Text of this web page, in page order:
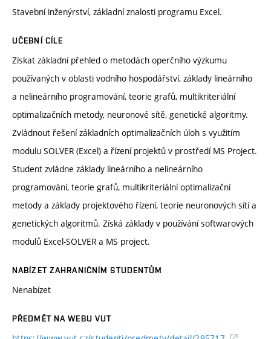
Stavební inženýrství, základní znalosti programu Excel.
UČEBNÍ CÍLE
Získat základní přehled o metodách operčního výzkumu
používaných v oblasti vodního hospodářství, základy lineárního
a nelineárního programování, teorie grafů, multikriteriální
optimalizačních metody, neuronové sítě, genetické algoritmy.
Zvládnout řešení základních optimalizačních úloh s využitím
modulu SOLVER (Excel) a řízení projektů v prostředí MS Project.
Student zvládne základy lineárního a nelineárního
programování, teorie grafů, multikriteriální optimalizační
metody a základy projektového řízení, teorie neuronových sítí a
genetických algoritmů. Získá základy v používání softwarových
modulů Excel-SOLVER a MS project.
NABÍZET ZAHRANIČNÍM STUDENTŮM
Nenabízet
PŘEDMĚT NA WEBU VUT